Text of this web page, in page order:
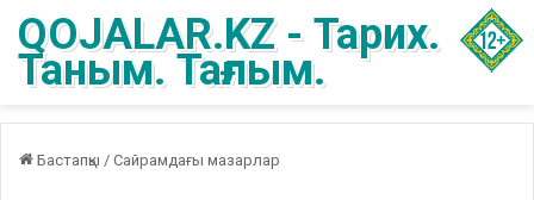
QOJALAR.KZ - Тарих.
Таным. Тағлым.
Бастапқы / Сайрамдағы мазарлар